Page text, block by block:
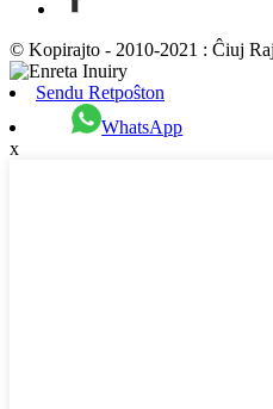
© Kopirajto - 2010-2021 : Ĉiuj
Sendu Retpoŝton
WhatsApp
x